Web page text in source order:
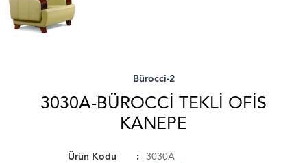
Bürocci-2
3030A-BÜROCCI TEKLI OFIS
KANEPE
Ürün Kodu
3030A